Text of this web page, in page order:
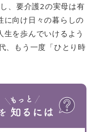
、要介護2の実母は有
に向け日々の暮らしの
を歩んでいけるよう
、もう一度「ひとり時